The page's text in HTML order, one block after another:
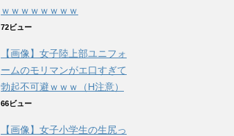
ｗｗｗｗｗｗｗｗ
72ビュー
【画像】女子陸上部ユニフォ
ームのモリマンがエ口すぎて
勃起不可避ｗｗｗ（H注意）
66ビュー
【画像】女子小学生の生尻っ